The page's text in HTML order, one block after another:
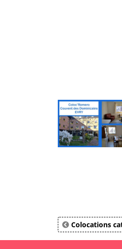
Colocations